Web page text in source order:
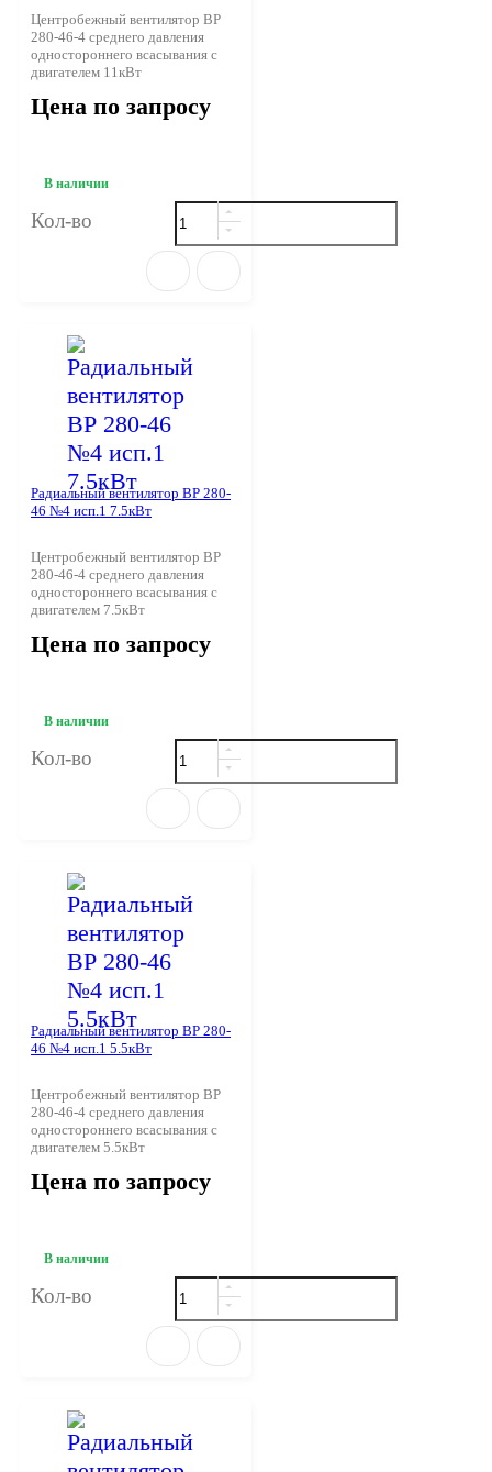
Центробежный вентилятор ВР
280-46-4 среднего давления
одностороннего всасывания с
двигателем 11кВт
Цена по запросу
В наличии
Кол-во
Радиальный вентилятор ВР 280-
46 №4 исп.1 7.5кВт
Центробежный вентилятор ВР
280-46-4 среднего давления
одностороннего всасывания с
двигателем 7.5кВт
Цена по запросу
В наличии
Кол-во
Радиальный вентилятор ВР 280-
46 №4 исп.1 5.5кВт
Центробежный вентилятор ВР
280-46-4 среднего давления
одностороннего всасывания с
двигателем 5.5кВт
Цена по запросу
В наличии
Кол-во